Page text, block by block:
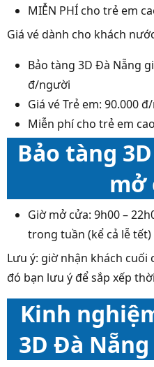
MIỄN PHÍ cho trẻ em
Giá vé dành cho khách
Bảo tàng 3D Đà Nẵng
đ/người
Giá vé Trẻ em: 90.000
Miễn phí cho trẻ em
Bảo tàng
mở
Giờ mở cửa: 9h00 –
trong tuần (kể cả lễ tết)
Lưu ý: giờ nhận khách cuối
đó bạn lưu ý để sắp xếp
Kinh
3D Đà